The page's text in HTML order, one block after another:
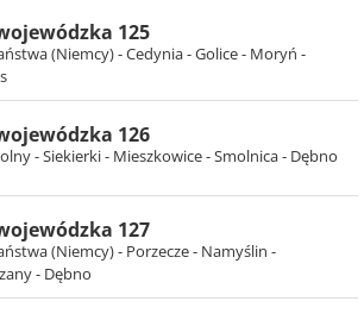
125
(Niemcy) - Cedynia - Golice - Moryń -
126
- Siekierki - Mieszkowice - Smolnica - Dębno
127
(Niemcy) - Porzecze - Namyślin -
- Dębno